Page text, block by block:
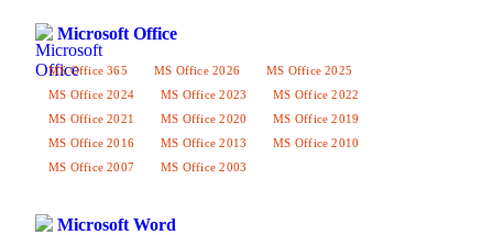
Microsoft Office
MS Office 365 MS Office 2026
MS Office 2025
MS Office 2024
MS Office 2023
MS Office 2022
MS Office 2021
MS Office 2020
MS Office 2019
MS Office 2016
MS Office 2013
MS Office 2010
MS Office 2007
MS Office 2003
Microsoft Word